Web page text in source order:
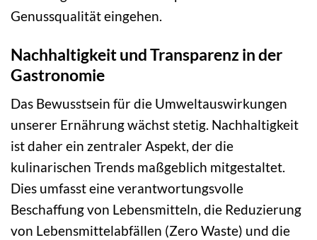
Genussqualität eingehen.
Nachhaltigkeit und Transparenz in der
Gastronomie
Das Bewusstsein für die Umweltauswirkungen
unserer Ernährung wächst stetig. Nachhaltigkeit
ist daher ein zentraler Aspekt, der die
kulinarischen Trends maßgeblich mitgestaltet.
Dies umfasst eine verantwortungsvolle
Beschaffung von Lebensmitteln, die Reduzierung
von Lebensmittelabfällen (Zero Waste) und die